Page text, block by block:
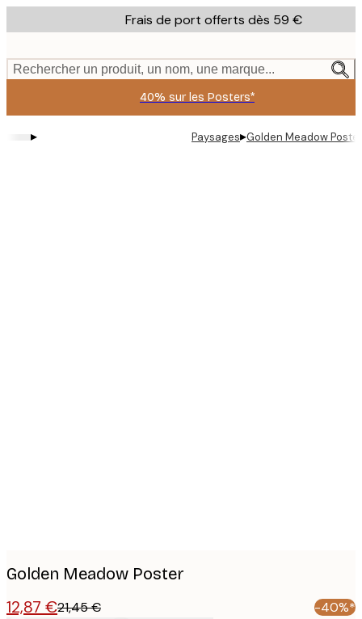
to
content.
Frais de port offerts dès 59 €
Rechercher un produit, un nom, une marque...
40% sur les Posters*
▸ Paysages▸Golden Meadow Poster
Golden Meadow Poster
12,87 €21,45 € -40%*